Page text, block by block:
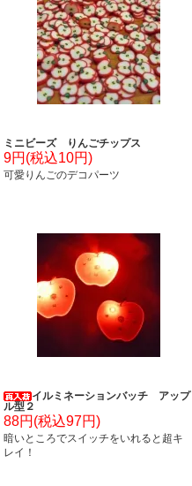
ミニビーズ りんごチップス
9円(税込10円)
可愛りんごのデコパーツ
イルミネーションバッチ アップ
ル型２
88円(税込97円)
暗いところでスイッチをいれると超キ
レイ！